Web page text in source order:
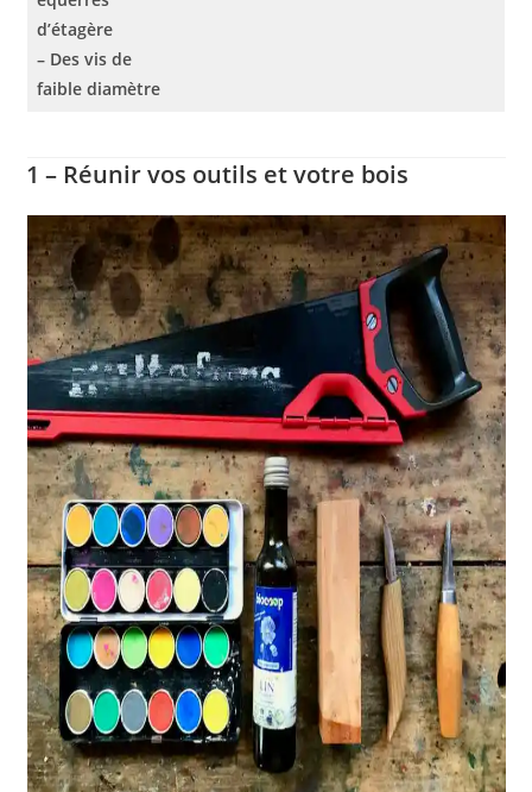
d’étagère
– Des vis de
faible diamètre
1 – Réunir vos outils et votre bois